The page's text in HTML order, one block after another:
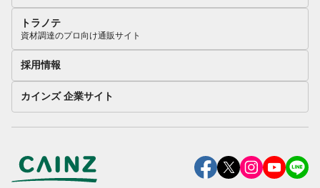
トラノテ
資材調達のプロ向け通販サイト
採用情報
カインズ 企業サイト